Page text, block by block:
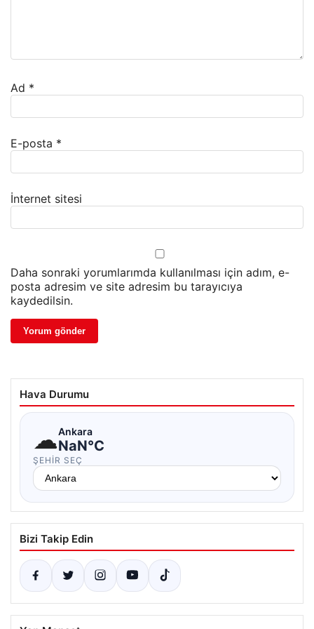
Ad *
E-posta *
İnternet sitesi
Daha sonraki yorumlarımda kullanılması için adım, e-
posta adresim ve site adresim bu tarayıcıya
kaydedilsin.
Hava Durumu
☁Ankara
NaN°C
ŞEHIR SEÇ
Bizi Takip Edin